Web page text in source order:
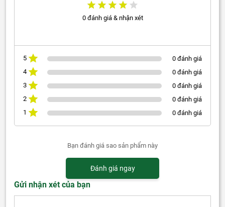
0 đánh giá & nhận xét
5
0 đánh giá
4
0 đánh giá
3
0 đánh giá
2
0 đánh giá
1
0 đánh giá
Bạn đánh giá sao sản phẩm này
Đánh giá ngay
Gửi nhận xét của bạn